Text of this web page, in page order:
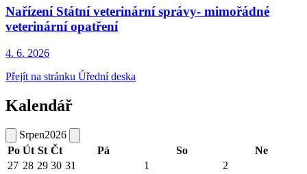
Nařízení Státní veterinární správy- mimořádné
veterinární opatření
4. 6. 2026
Přejít na stránku Úřední deska
Kalendář
Srpen2026
Po Út St Čt Pá So
Ne
27 28 29 30 31 1 2